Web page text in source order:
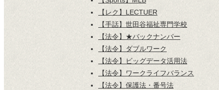
【レク】LECTUER
【手話】世田谷福祉専門学校
【法令】★バックナンバー
【法令】ダブルワーク
【法令】ビッグデータ活用法
【法令】ワークライフバランス
【法令】保護法・番号法